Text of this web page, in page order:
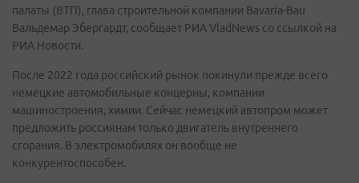
палаты (ВТП), глава строительной компании Bavaria-Bau
Вальдемар Эбергардт, сообщает РИА VladNews со ссылкой на
РИА Новости.
После 2022 года российский рынок покинули прежде всего
немецкие автомобильные концерны, компании
машиностроения, химии. Сейчас немецкий автопром может
предложить россиянам только двигатель внутреннего
сгорания. В электромобилях он вообще не
конкурентоспособен.